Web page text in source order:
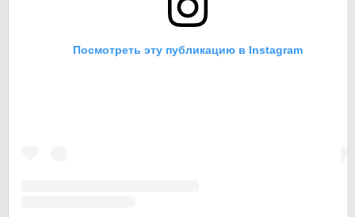
Посмотреть эту публикацию в Instagram